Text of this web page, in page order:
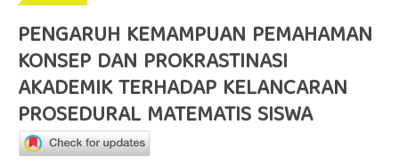
PENGARUH KEMAMPUAN PEMAHAMAN
KONSEP DAN PROKRASTINASI
AKADEMIK TERHADAP KELANCARAN
PROSEDURAL MATEMATIS SISWA